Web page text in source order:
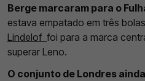
Berge marcaram para o
estava empatado em três
Lindelof foi para a marca
superar Leno.
O conjunto de Londres